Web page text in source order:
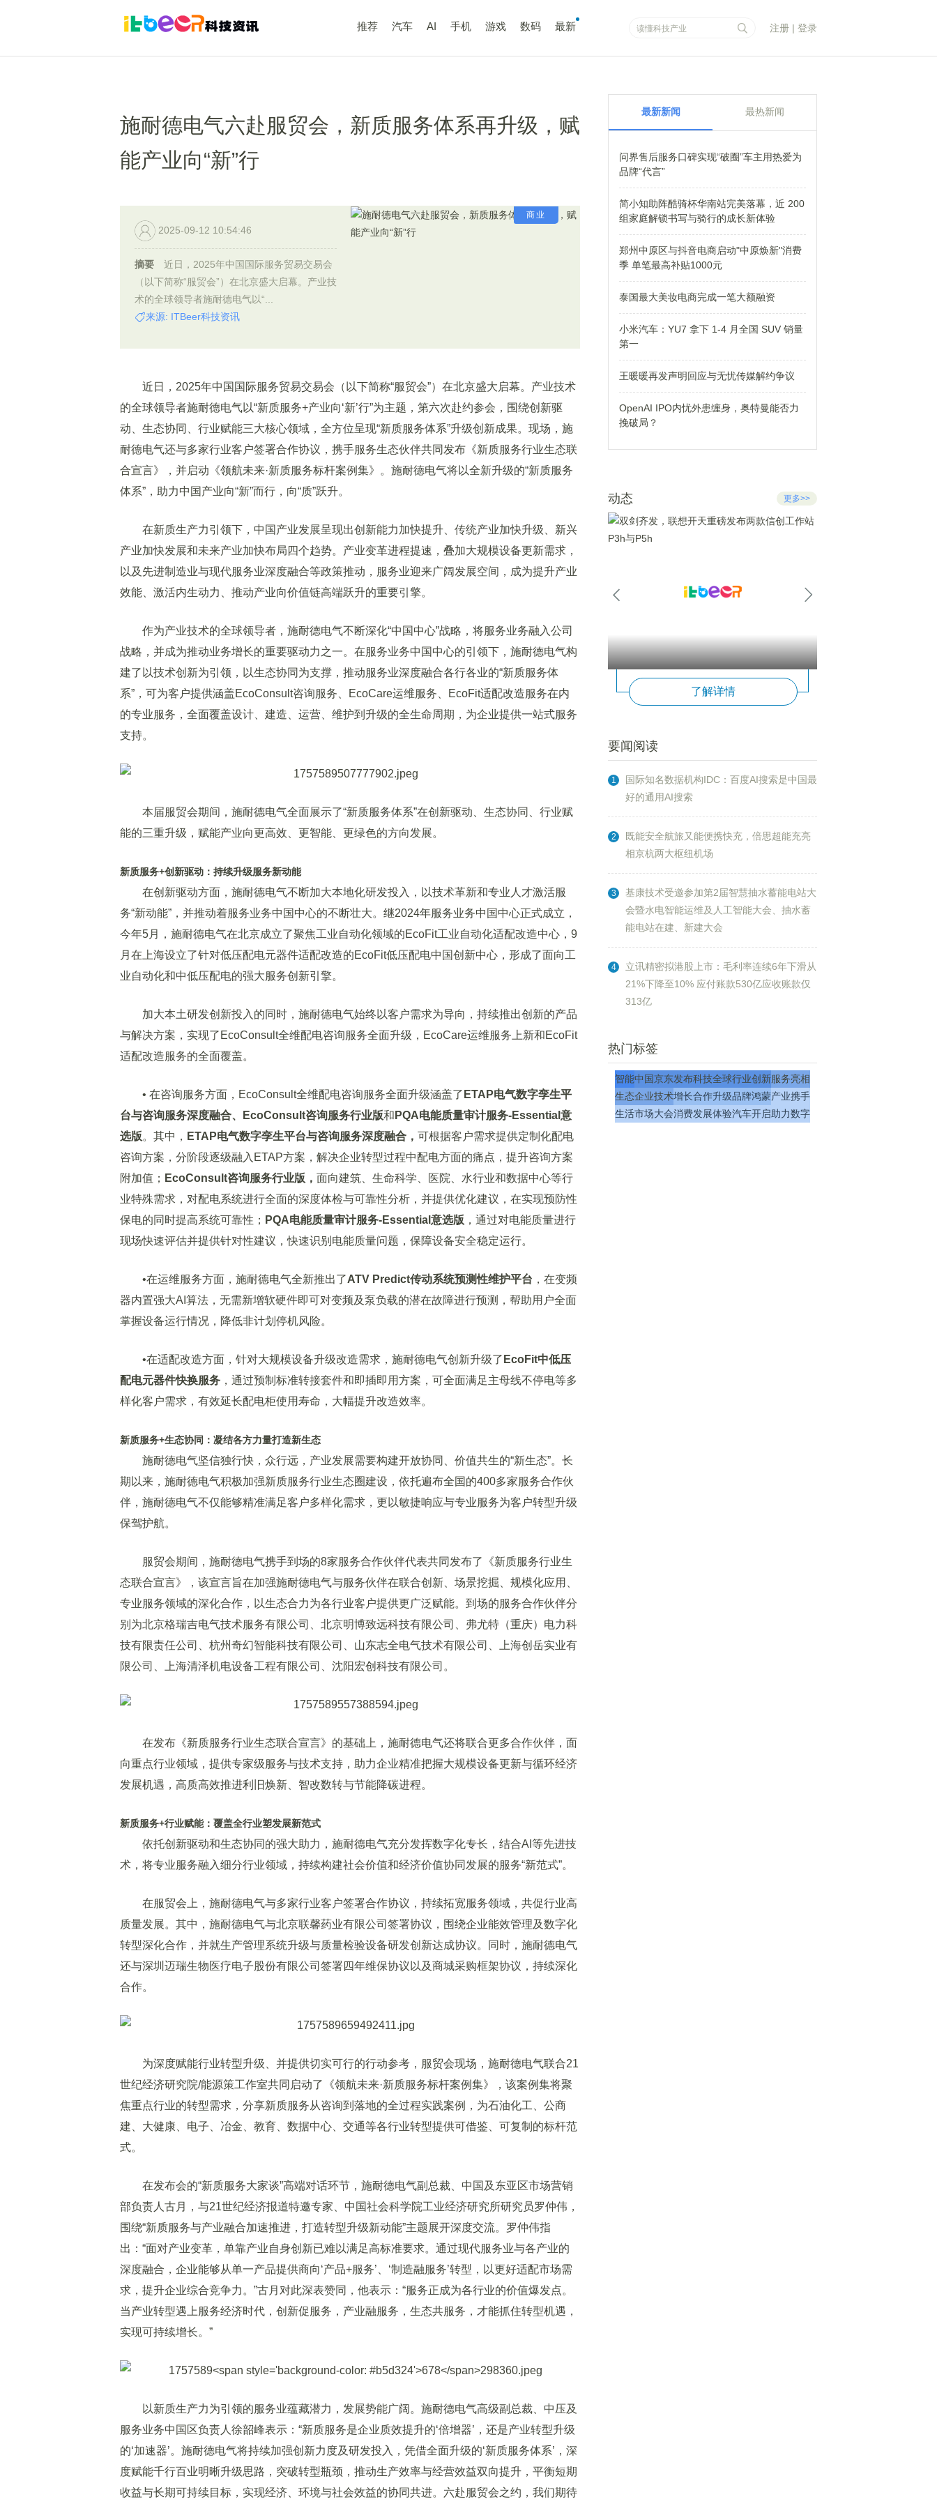
推荐 汽车 AI 手机 游戏 数码 最新 注册 | 登录
施耐德电气六赴服贸会，新质服务体系再升级，赋
能产业向“新”行
商业
2025-09-12 10:54:46
摘要
近日，2025年中国国际服务贸易交易会
（以下简称“服贸会”）在北京盛大启幕。产业技
术的全球领导者施耐德电气以“...
来源: ITBeer科技资讯
近日，2025年中国国际服务贸易交易会（以下简称“服贸会”）在北京盛大启幕。产业技术
的全球领导者施耐德电气以“新质服务+产业向‘新’行”为主题，第六次赴约参会，围绕创新驱
动、生态协同、行业赋能三大核心领域，全方位呈现“新质服务体系”升级创新成果。现场，施
耐德电气还与多家行业客户签署合作协议，携手服务生态伙伴共同发布《新质服务行业生态联
合宣言》，并启动《领航未来·新质服务标杆案例集》。施耐德电气将以全新升级的“新质服务
体系”，助力中国产业向“新”而行，向“质”跃升。
在新质生产力引领下，中国产业发展呈现出创新能力加快提升、传统产业加快升级、新兴
产业加快发展和未来产业加快布局四个趋势。产业变革进程提速，叠加大规模设备更新需求，
以及先进制造业与现代服务业深度融合等政策推动，服务业迎来广阔发展空间，成为提升产业
效能、激活内生动力、推动产业向价值链高端跃升的重要引擎。
作为产业技术的全球领导者，施耐德电气不断深化“中国中心”战略，将服务业务融入公司
战略，并成为推动业务增长的重要驱动力之一。在服务业务中国中心的引领下，施耐德电气构
建了以技术创新为引领，以生态协同为支撑，推动服务业深度融合各行各业的“新质服务体
系”，可为客户提供涵盖EcoConsult咨询服务、EcoCare运维服务、EcoFit适配改造服务在内
的专业服务，全面覆盖设计、建造、运营、维护到升级的全生命周期，为企业提供一站式服务
支持。
本届服贸会期间，施耐德电气全面展示了“新质服务体系”在创新驱动、生态协同、行业赋
能的三重升级，赋能产业向更高效、更智能、更绿色的方向发展。
新质服务+创新驱动：持续升级服务新动能
在创新驱动方面，施耐德电气不断加大本地化研发投入，以技术革新和专业人才激活服
务“新动能”，并推动着服务业务中国中心的不断壮大。继2024年服务业务中国中心正式成立，
今年5月，施耐德电气在北京成立了聚焦工业自动化领域的EcoFit工业自动化适配改造中心，9
月在上海设立了针对低压配电元器件适配改造的EcoFit低压配电中国创新中心，形成了面向工
业自动化和中低压配电的强大服务创新引擎。
加大本土研发创新投入的同时，施耐德电气始终以客户需求为导向，持续推出创新的产品
与解决方案，实现了EcoConsult全维配电咨询服务全面升级，EcoCare运维服务上新和EcoFit
适配改造服务的全面覆盖。
• 在咨询服务方面，EcoConsult全维配电咨询服务全面升级涵盖了 ETAP电气数字孪生平
台与咨询服务深度融合、
EcoConsult咨询服务行业版和 PQA电能质量审计服务-Essential意
选版。其中， ETAP电气数字孪生平台与咨询服务深度融合， 可根据客户需求提供定制化配电
咨询方案，分阶段逐级融入ETAP方案，解决企业转型过程中配电方面的痛点，提升咨询方案
附加值； EcoConsult咨询服务行业版， 面向建筑、生命科学、医院、水行业和数据中心等行
业特殊需求，对配电系统进行全面的深度体检与可靠性分析，并提供优化建议，在实现预防性
保电的同时提高系统可靠性； PQA电能质量审计服务-Essential意选版 ，通过对电能质量进行
现场快速评估并提供针对性建议，快速识别电能质量问题，保障设备安全稳定运行。
•在运维服务方面，施耐德电气全新推出了ATV Predict传动系统预测性维护平台 ，在变频
器内置强大AI算法，无需新增软硬件即可对变频及泵负载的潜在故障进行预测，帮助用户全面
掌握设备运行情况，降低非计划停机风险。
•在适配改造方面，针对大规模设备升级改造需求，施耐德电气创新升级了 EcoFit中低压
配电元器件快换服务 ，通过预制标准转接套件和即插即用方案，可全面满足主母线不停电等多
样化客户需求，有效延长配电柜使用寿命，大幅提升改造效率。
新质服务+生态协同：凝结各方力量打造新生态
施耐德电气坚信独行快，众行远，产业发展需要构建开放协同、价值共生的“新生态”。长
期以来，施耐德电气积极加强新质服务行业生态圈建设，依托遍布全国的400多家服务合作伙
伴，施耐德电气不仅能够精准满足客户多样化需求，更以敏捷响应与专业服务为客户转型升级
保驾护航。
服贸会期间，施耐德电气携手到场的8家服务合作伙伴代表共同发布了《新质服务行业生
态联合宣言》，该宣言旨在加强施耐德电气与服务伙伴在联合创新、场景挖掘、规模化应用、
专业服务领域的深化合作，以生态合力为各行业客户提供更广泛赋能。到场的服务合作伙伴分
别为北京格瑞吉电气技术服务有限公司、北京明博致远科技有限公司、弗尤特（重庆）电力科
技有限责任公司、杭州奇幻智能科技有限公司、山东志全电气技术有限公司、上海创岳实业有
限公司、上海清泽机电设备工程有限公司、沈阳宏创科技有限公司。
在发布《新质服务行业生态联合宣言》的基础上，施耐德电气还将联合更多合作伙伴，面
向重点行业领域，提供专家级服务与技术支持，助力企业精准把握大规模设备更新与循环经济
发展机遇，高质高效推进利旧焕新、智改数转与节能降碳进程。
新质服务+行业赋能：覆盖全行业塑发展新范式
依托创新驱动和生态协同的强大助力，施耐德电气充分发挥数字化专长，结合AI等先进技
术，将专业服务融入细分行业领域，持续构建社会价值和经济价值协同发展的服务“新范式”。
在服贸会上，施耐德电气与多家行业客户签署合作协议，持续拓宽服务领域，共促行业高
质量发展。其中，施耐德电气与北京联馨药业有限公司签署协议，围绕企业能效管理及数字化
转型深化合作，并就生产管理系统升级与质量检验设备研发创新达成协议。同时，施耐德电气
还与深圳迈瑞生物医疗电子股份有限公司签署四年维保协议以及商城采购框架协议，持续深化
合作。
为深度赋能行业转型升级、并提供切实可行的行动参考，服贸会现场，施耐德电气联合21
世纪经济研究院/能源策工作室共同启动了《领航未来·新质服务标杆案例集》，该案例集将聚
焦重点行业的转型需求，分享新质服务从咨询到落地的全过程实践案例，为石油化工、公商
建、大健康、电子、冶金、教育、数据中心、交通等各行业转型提供可借鉴、可复制的标杆范
式。
在发布会的“新质服务大家谈”高端对话环节，施耐德电气副总裁、中国及东亚区市场营销
部负责人古月，与21世纪经济报道特邀专家、中国社会科学院工业经济研究所研究员罗仲伟，
围绕“新质服务与产业融合加速推进，打造转型升级新动能”主题展开深度交流。罗仲伟指
出：“面对产业变革，单靠产业自身创新已难以满足高标准要求。通过现代服务业与各产业的
深度融合，企业能够从单一产品提供商向‘产品+服务’、‘制造融服务’转型，以更好适配市场需
求，提升企业综合竞争力。”古月对此深表赞同，他表示：“服务正成为各行业的价值爆发点。
当产业转型遇上服务经济时代，创新促服务，产业融服务，生态共服务，才能抓住转型机遇，
实现可持续增长。”
以新质生产力为引领的服务业蕴藏潜力，发展势能广阔。施耐德电气高级副总裁、中压及
服务业务中国区负责人徐韶峰表示：“新质服务是企业质效提升的‘倍增器’，还是产业转型升级
的‘加速器’。施耐德电气将持续加强创新力度及研发投入，凭借全面升级的‘新质服务体系’，深
度赋能千行百业明晰升级思路，突破转型瓶颈，推动生产效率与经营效益双向提升，平衡短期
收益与长期可持续目标，实现经济、环境与社会效益的协同共进。六赴服贸会之约，我们期待
最新新闻 最热新闻
问界售后服务口碑实现“破圈”车主用热爱为
品牌“代言”
简小知助阵酷骑杯华南站完美落幕，近 200
组家庭解锁书写与骑行的成长新体验
郑州中原区与抖音电商启动"中原焕新"消费
季 单笔最高补贴1000元
泰国最大美妆电商完成一笔大额融资
小米汽车：YU7 拿下 1-4 月全国 SUV 销量
第一
王暖暖再发声明回应与无忧传媒解约争议
OpenAI IPO内忧外患缠身，奥特曼能否力
挽破局？
动态 更多>>
了解详情
要闻阅读
1
国际知名数据机构IDC：百度AI搜索是中国最
好的通用AI搜索
2
既能安全航旅又能便携快充，倍思超能充亮
相京杭两大枢纽机场
3
基康技术受邀参加第2届智慧抽水蓄能电站大
会暨水电智能运维及人工智能大会、抽水蓄
能电站在建、新建大会
4
立讯精密拟港股上市：毛利率连续6年下滑从
21%下降至10% 应付账款530亿应收账款仅
313亿
热门标签
智能中国京东发布科技全球行业创新服务亮相
生态企业技术增长合作升级品牌鸿蒙产业携手
生活市场大会消费发展体验汽车开启助力数字